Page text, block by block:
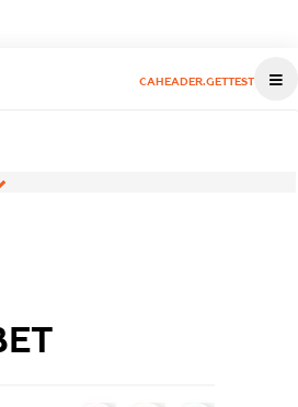
CAHEADER.GETTEST